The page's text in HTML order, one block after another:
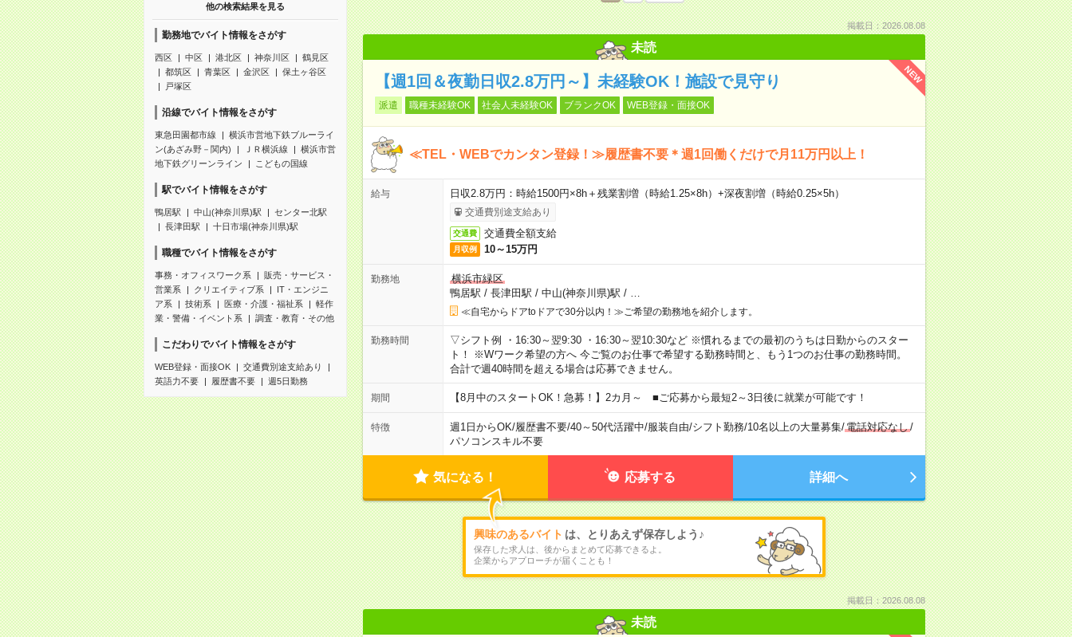
他の検索結果を見る
勤務地でバイト情報をさがす
西区 中区 港北区 神奈川区
鶴見区
都筑区
青葉区 金沢区
保土ヶ谷区
戸塚区
沿線でバイト情報をさがす
東急田園都市線
横浜市営地下鉄ブルーライ
ン(あざみ野－関内)
ＪＲ横浜線
横浜市営
地下鉄グリーンライン
こどもの国線
駅でバイト情報をさがす
鴨居駅 中山(神奈川県)駅
センター北駅
長津田駅
十日市場(神奈川県)駅
職種でバイト情報をさがす
事務・オフィスワーク系
販売・サービス・
営業系
クリエイティブ系
IT・エンジニ
ア系
技術系 医療・介護・福祉系
軽作
業・警備・イベント系
調査・教育・その他
こだわりでバイト情報をさがす
WEB登録・面接OK
交通費別途支給あり
英語力不要
履歴書不要 週5日勤務
掲載日：2026.08.08
未読
NEW
【週1回＆夜勤日収2.8万円～】未経験OK！施設で見守り
派遣 職種未経験OK 社会人未経験OK ブランクOK WEB登録・面接OK
≪TEL・WEBでカンタン登録！≫履歴書不要＊週1回働くだけで月11万円以上！
給与 日収2.8万円：時給1500円×8h＋残業割増（時給1.25×8h）+深夜割増（時給0.25×5h）
交通費別途支給あり
交通費 交通費全額支給
月収例 10～15万円
勤務地
横浜市緑区
鴨居駅 / 長津田駅 / 中山(神奈川県)駅 /
≪自宅からドアtoドアで30分以内！≫ご希望の勤務地を紹介します。
勤務時間
▽シフト例 ・16:30～翌9:30 ・16:30～翌10:30など ※慣れるまでの最初のうちは日勤からのスター
ト！ ※Wワーク希望の方へ 今ご覧のお仕事で希望する勤務時間と、もう1つのお仕事の勤務時間。
合計で週40時間を超える場合は応募できません。
期間 【8月中のスタートOK！急募！】2カ月～ ■ご応募から最短2～3日後に就業が可能です！
特徴 週1日からOK/履歴書不要/40～50代活躍中/服装自由/シフト勤務/10名以上の大量募集/電話対応なし/
パソコンスキル不要
気になる！ 応募する 詳細へ
興味のあるバイト は、とりあえず保存しよう♪
保存した求人は、後からまとめて応募できるよ。
企業からアプローチが届くことも！
掲載日：2026.08.08
未読